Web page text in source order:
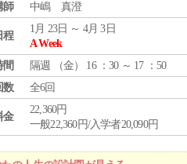
師 中嶋 真澄
程
1月 23日 ～ 4月 3日
A Week
間
隔週 （金） 16 ：30 ～ 17 ：50
数
全6回
金
22,360円
一般22,360円/入学者20,090円